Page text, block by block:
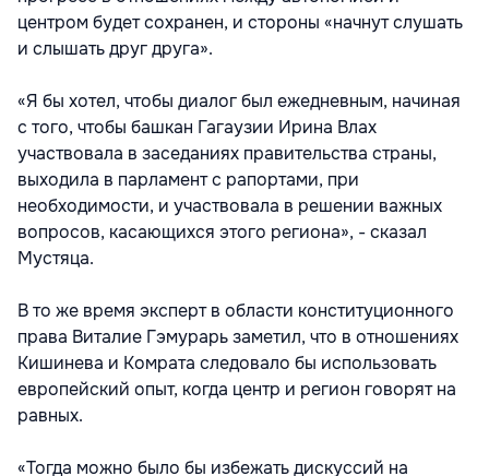
центром будет сохранен, и стороны «начнут слушать
и слышать друг друга».
«Я бы хотел, чтобы диалог был ежедневным, начиная
с того, чтобы башкан Гагаузии Ирина Влах
участвовала в заседаниях правительства страны,
выходила в парламент с рапортами, при
необходимости, и участвовала в решении важных
вопросов, касающихся этого региона», - сказал
Мустяца.
В то же время эксперт в области конституционного
права Виталие Гэмурарь заметил, что в отношениях
Кишинева и Комрата следовало бы использовать
европейский опыт, когда центр и регион говорят на
равных.
«Тогда можно было бы избежать дискуссий на